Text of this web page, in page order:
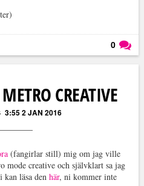
0
CREATIVE
3:55 2 JAN 2016
(fangirlar still) mig om jag ville
mode creative och självklart sa jag
läsa den här, ni kommer inte